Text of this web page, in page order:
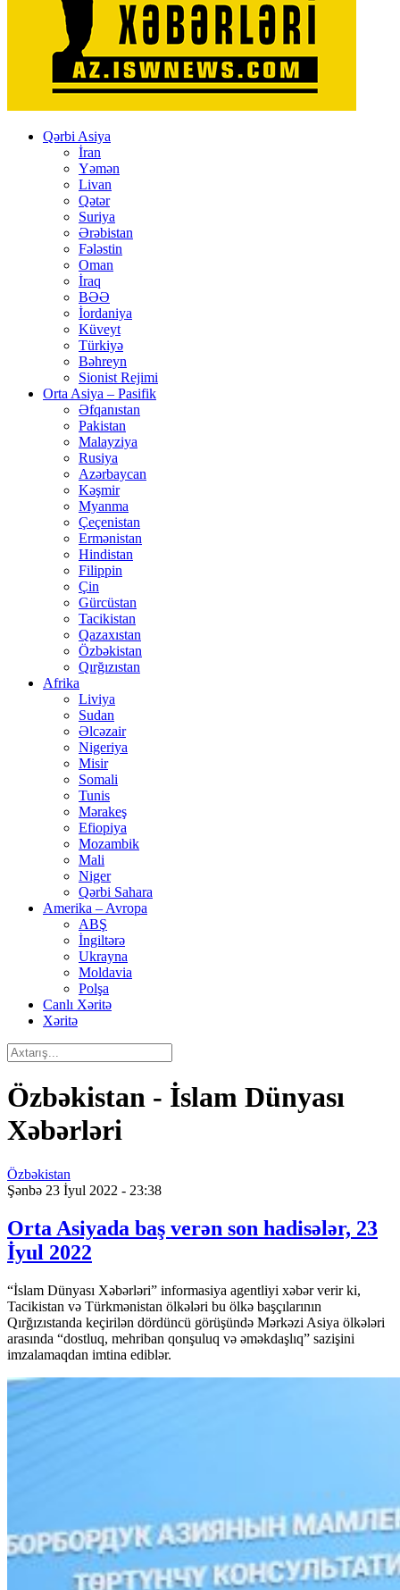
Qərbi Asiya
İran
Yəmən
Livan
Qətər
Suriya
Ərəbistan
Fələstin
Oman
İraq
BƏƏ
İordaniya
Küveyt
Türkiyə
Bəhreyn
Sionist Rejimi
Orta Asiya – Pasifik
Əfqanıstan
Pakistan
Malayziya
Rusiya
Azərbaycan
Kəşmir
Myanma
Çeçenistan
Ermənistan
Hindistan
Filippin
Çin
Gürcüstan
Tacikistan
Qazaxıstan
Özbəkistan
Qırğızıstan
Afrika
Liviya
Sudan
Əlcəzair
Nigeriya
Misir
Somali
Tunis
Mərakeş
Efiopiya
Mozambik
Mali
Niger
Qərbi Sahara
Amerika – Avropa
ABŞ
İngiltərə
Ukrayna
Moldavia
Polşa
Canlı Xəritə
Xəritə
Özbəkistan - İslam Dünyası
Xəbərləri
Özbəkistan
Şənbə 23 İyul 2022 - 23:38
Orta Asiyada baş verən son hadisələr, 23
İyul 2022
“İslam Dünyası Xəbərləri” informasiya agentliyi xəbər verir ki,
Tacikistan və Türkmənistan ölkələri bu ölkə başçılarının
Qırğızıstanda keçirilən dördüncü görüşündə Mərkəzi Asiya ölkələri
arasında “dostluq, mehriban qonşuluq və əməkdaşlıq” sazişini
imzalamaqdan imtina ediblər.